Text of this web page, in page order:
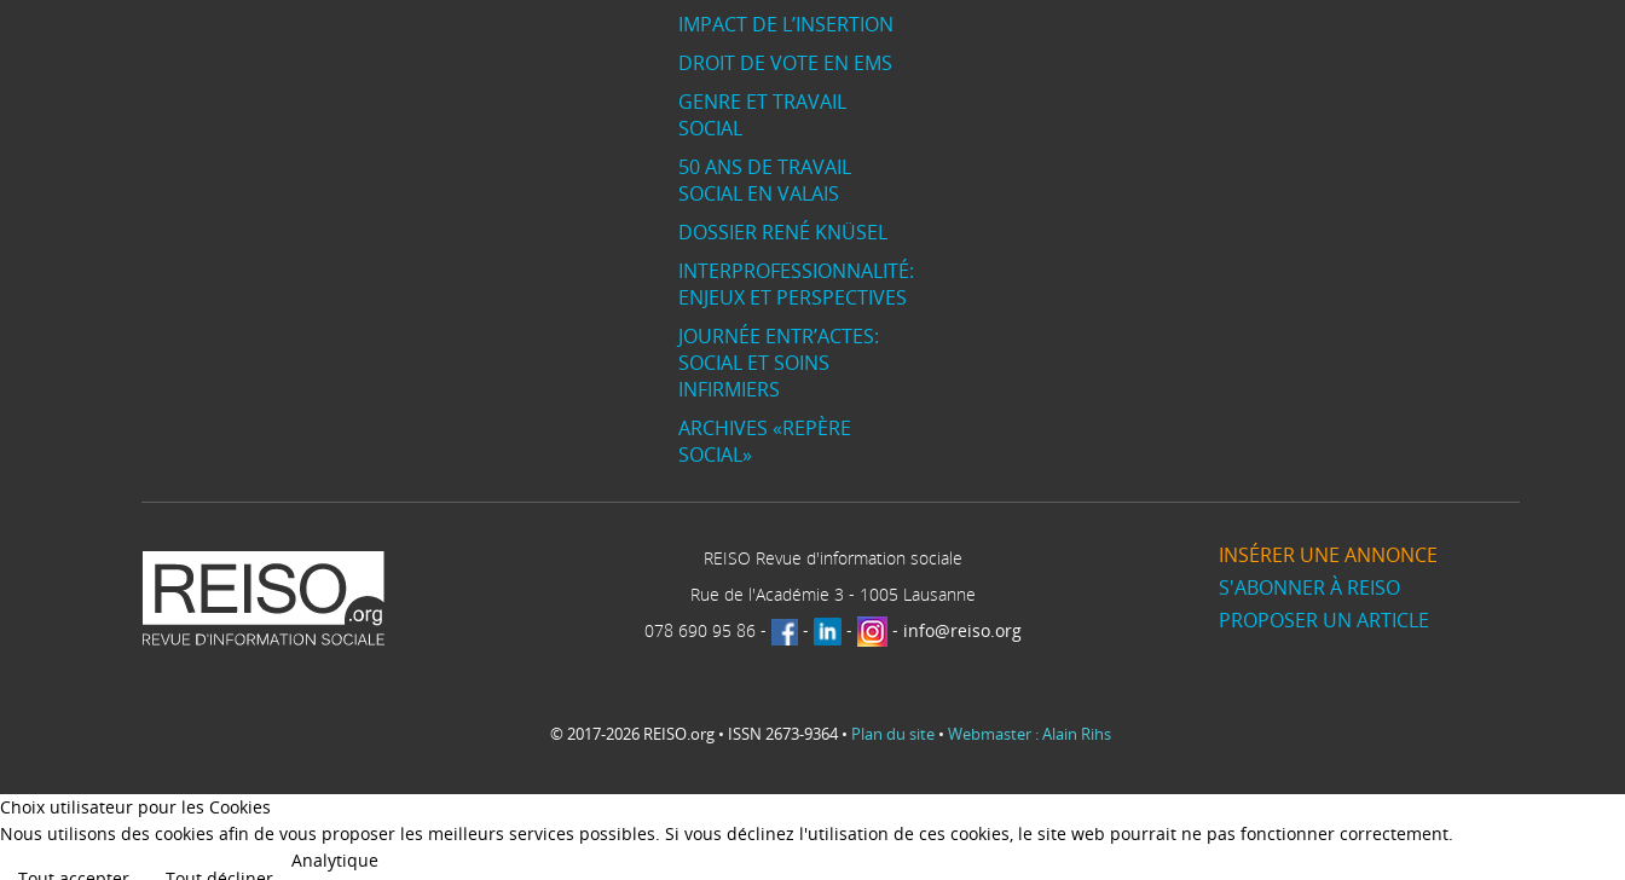
IMPACT DE L’INSERTION
DROIT DE VOTE EN EMS
GENRE ET TRAVAIL
SOCIAL
50 ANS DE TRAVAIL
SOCIAL EN VALAIS
DOSSIER RENÉ KNÜSEL
INTERPROFESSIONNALITÉ:
ENJEUX ET PERSPECTIVES
JOURNÉE ENTR’ACTES:
SOCIAL ET SOINS
INFIRMIERS
ARCHIVES «REPÈRE
SOCIAL»
REISO Revue d'information sociale
Rue de l'Académie 3 - 1005 Lausanne
078 690 95 86 - - - - info@reiso.org
INSÉRER UNE ANNONCE
S'ABONNER À REISO
PROPOSER UN ARTICLE
© 2017-2026 REISO.org • ISSN 2673-9364 • Plan du site • Webmaster : Alain Rihs
Choix utilisateur pour les Cookies
Nous utilisons des cookies afin de vous proposer les meilleurs services possibles. Si vous déclinez l'utilisation de ces cookies, le site web pourrait ne pas fonctionner correctement.
Analytique